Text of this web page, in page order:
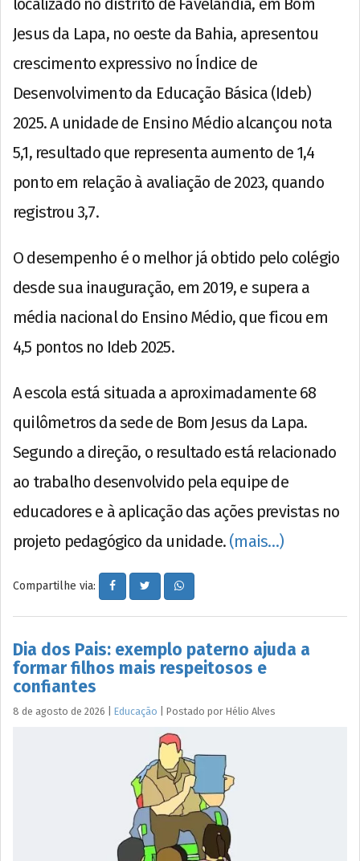
localizado no distrito de Favelândia, em Bom
Jesus da Lapa, no oeste da Bahia, apresentou
crescimento expressivo no Índice de
Desenvolvimento da Educação Básica (Ideb)
2025. A unidade de Ensino Médio alcançou nota
5,1, resultado que representa aumento de 1,4
ponto em relação à avaliação de 2023, quando
registrou 3,7.
O desempenho é o melhor já obtido pelo colégio
desde sua inauguração, em 2019, e supera a
média nacional do Ensino Médio, que ficou em
4,5 pontos no Ideb 2025.
A escola está situada a aproximadamente 68
quilômetros da sede de Bom Jesus da Lapa.
Segundo a direção, o resultado está relacionado
ao trabalho desenvolvido pela equipe de
educadores e à aplicação das ações previstas no
projeto pedagógico da unidade. (mais…)
Compartilhe via:
Dia dos Pais: exemplo paterno ajuda a
formar filhos mais respeitosos e
confiantes
8 de agosto de 2026 Educação Postado por Hélio Alves